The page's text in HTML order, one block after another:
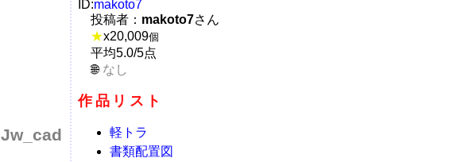
Jw_cad
ID:makoto7
投稿者： makoto7さん
★x20,009個
平均5.0/5点
なし
作品リスト
軽トラ
書類配置図